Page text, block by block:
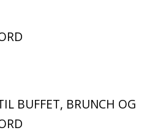
BUFFET, BRUNCH OG